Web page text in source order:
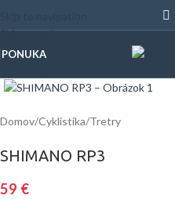
Skip to main content
PONUKA
Domov/Cyklistika/Tretry
SHIMANO RP3
59 €